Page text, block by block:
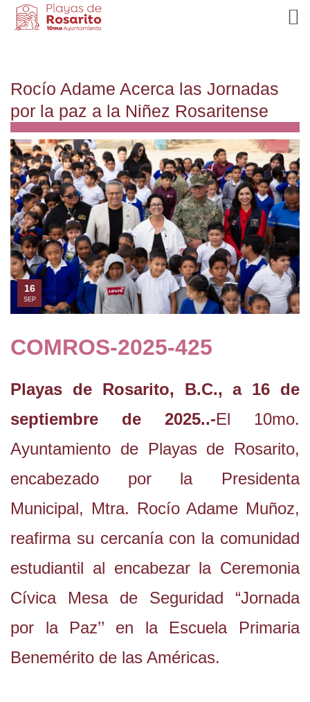
Rocío Adame Acerca las Jornadas
por la paz a la Niñez Rosaritense
16
SEP
COMROS-2025-425
Playas de Rosarito, B.C., a 16 de
septiembre de 2025..-El 10mo.
Ayuntamiento de Playas de Rosarito,
encabezado por la Presidenta
Municipal, Mtra. Rocío Adame Muñoz,
reafirma su cercanía con la comunidad
estudiantil al encabezar la Ceremonia
Cívica Mesa de Seguridad “Jornada
por la Paz’’ en la Escuela Primaria
Benemérito de las Américas.